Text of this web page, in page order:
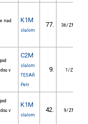
nad
K1M
slalom
77. 36/ZM
v
C2M
slalom
TESAŘ
Petr
9. 1/ZS
v
K1M
slalom
42. 9/ZM